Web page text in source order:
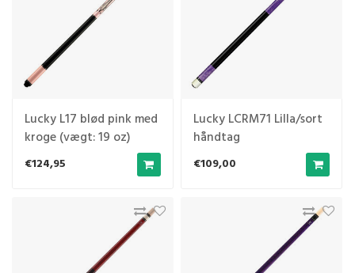
Lucky L17 blød pink med
kroge (vægt: 19 oz)
€124,95
Lucky LCRM71 Lilla/sort
håndtag
€109,00